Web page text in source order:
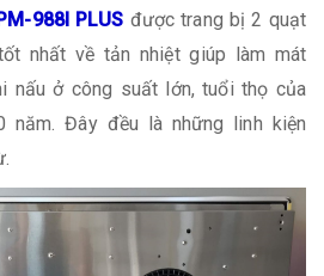
988I PLUS được trang bị 2 quạt
nhất về tản nhiệt giúp làm mát
nấu ở công suất lớn, tuổi thọ của
Đây đều là những linh kiện